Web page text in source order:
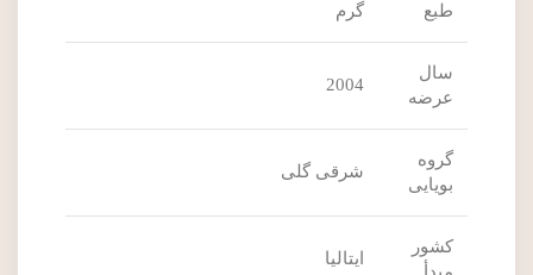
طبع گرم
سال
عرضه
2004
گروه
بویایی
شرقی گلی
کشور
ایتالیا